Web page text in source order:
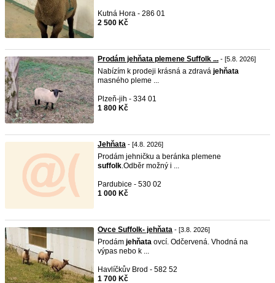
Kutná Hora - 286 01
2 500 Kč
Prodám jehňata plemene Suffolk ... - [5.8. 2026]
Nabízím k prodeji krásná a zdravá jehňata
masného pleme ...
Plzeň-jih - 334 01
1 800 Kč
Jehňata - [4.8. 2026]
Prodám jehničku a beránka plemene
suffolk.Odběr možný i ...
Pardubice - 530 02
1 000 Kč
Ovce Suffolk- jehňata - [3.8. 2026]
Prodám jehňata ovcí. Odčervená. Vhodná na
výpas nebo k ...
Havlíčkův Brod - 582 52
1 700 Kč